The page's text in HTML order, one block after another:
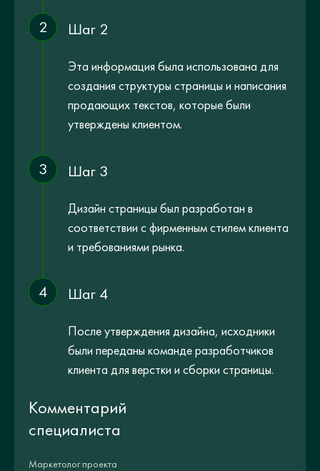
Комментарий
специалиста
Маркетолог проекта
2 Шаг 2
Эта информация была использована для
создания структуры страницы и написания
продающих текстов, которые были
утверждены клиентом.
3 Шаг 3
Дизайн страницы был разработан в
соответствии с фирменным стилем клиента
и требованиями рынка.
4 Шаг 4
После утверждения дизайна, исходники
были переданы команде разработчиков
клиента для верстки и сборки страницы.